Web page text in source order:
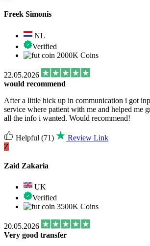
Freek Simonis
NL
Verified
2000K Coins
22.05.2026
would recommend
After a little hick up in communication i got
service where patient with me and helped me
all the info i wanted. Would recommend!
Helpful (71)
Review Link
Z
Zaid Zakaria
UK
Verified
3500K Coins
20.05.2026
Very good transfer